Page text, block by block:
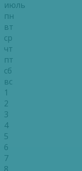
июль
пн
вт
ср
чт
пт
сб
вс
1
2
3
4
5
6
7
8